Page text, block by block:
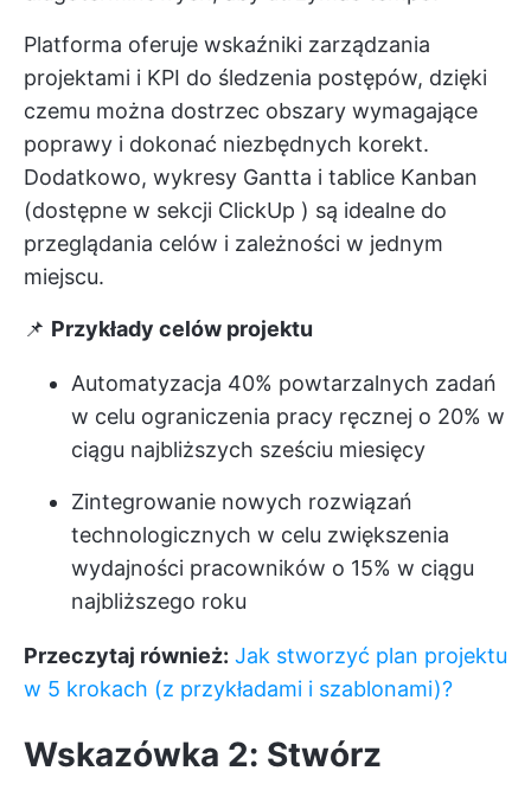
Platforma oferuje wskaźniki zarządzania
projektami i KPI do śledzenia postępów, dzięki
czemu można dostrzec obszary wymagające
poprawy i dokonać niezbędnych korekt.
Dodatkowo, wykresy Gantta i tablice Kanban
(dostępne w sekcji ClickUp ) są idealne do
przeglądania celów i zależności w jednym
miejscu.
📌 Przykłady celów projektu
Automatyzacja 40% powtarzalnych zadań
w celu ograniczenia pracy ręcznej o 20% w
ciągu najbliższych sześciu miesięcy
Zintegrowanie nowych rozwiązań
technologicznych w celu zwiększenia
wydajności pracowników o 15% w ciągu
najbliższego roku
Przeczytaj również: Jak stworzyć plan projektu
w 5 krokach (z przykładami i szablonami)?
Wskazówka 2: Stwórz